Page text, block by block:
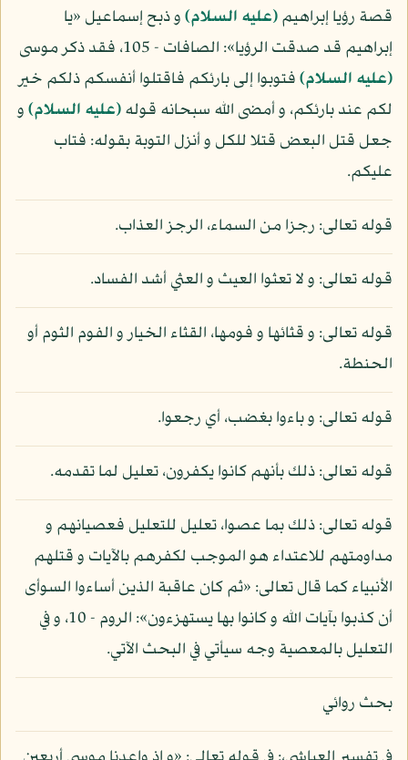
قصة رؤيا إبراهيم(عليه السلام)و ذبح إسماعيل «يا
إبراهيم قد صدقت الرؤيا»: الصافات - 105، فقد ذكر موسى
(عليه السلام)فتوبوا إلى بارئكم فاقتلوا أنفسكم ذلكم خير
لكم عند بارئكم، و أمضى الله سبحانه قوله(عليه السلام)و
جعل قتل البعض قتلا للكل و أنزل التوبة بقوله: فتاب
عليكم.
قوله تعالى: رجزا من السماء، الرجز العذاب.
قوله تعالى: و لا تعثوا العيث و العثي أشد الفساد.
قوله تعالى: و قثائها و فومها، القثاء الخيار و الفوم الثوم أو
الحنطة.
قوله تعالى: و باءوا بغضب، أي رجعوا.
قوله تعالى: ذلك بأنهم كانوا يكفرون، تعليل لما تقدمه.
قوله تعالى: ذلك بما عصوا، تعليل للتعليل فعصيانهم و
مداومتهم للاعتداء هو الموجب لكفرهم بالآيات و قتلهم
الأنبياء كما قال تعالى: «ثم كان عاقبة الذين أساءوا السوأى
أن كذبوا بآيات الله و كانوا بها يستهزءون»: الروم - 10، و في
التعليل بالمعصية وجه سيأتي في البحث الآتي.
بحث روائي